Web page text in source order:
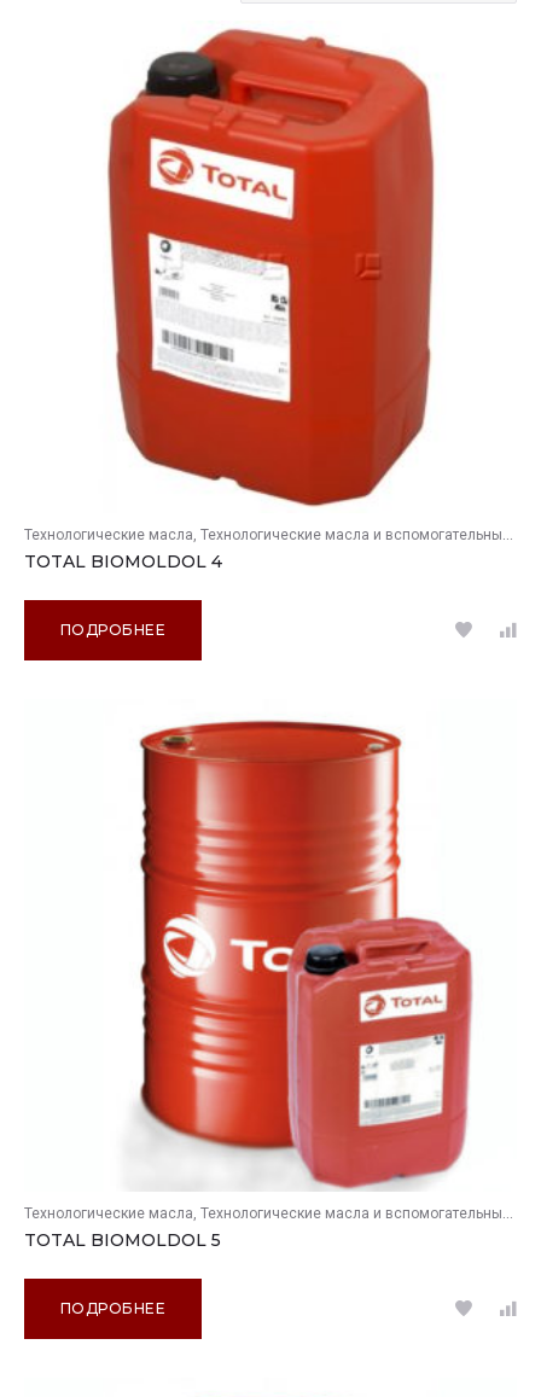
Технологические масла Технологические масла и вспомогательные продукты
TOTAL BIOMOLDOL 4
ПОДРОБНЕЕ
Технологические масла Технологические масла и вспомогательные продукты
TOTAL BIOMOLDOL 5
ПОДРОБНЕЕ